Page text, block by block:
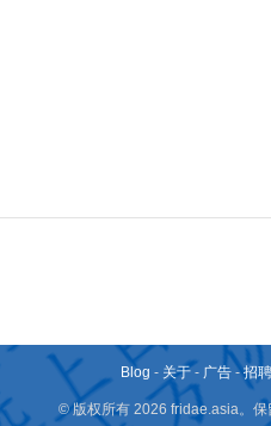
Blog - 关于 - 广告 -招
© 版权所有 2026 fridae.asia。